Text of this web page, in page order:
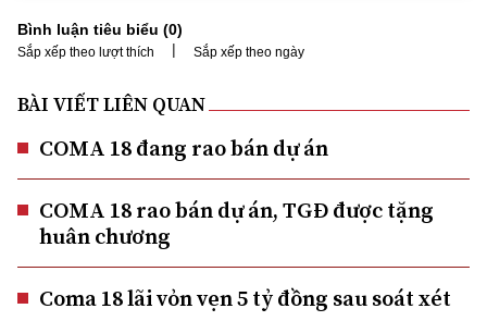
Bình luận tiêu biểu (0)
Sắp xếp theo lượt thích | Sắp xếp theo ngày
BÀI VIẾT LIÊN QUAN
COMA 18 đang rao bán dự án
COMA 18 rao bán dự án, TGĐ được tặng
huân chương
Coma 18 lãi vỏn vẹn 5 tỷ đồng sau soát xét